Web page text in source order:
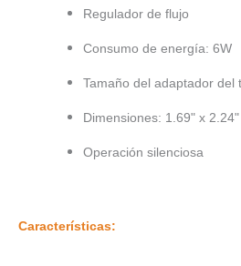
Regulador de flujo
Consumo de energía: 6W
Tamaño del adaptador del
Dimensiones: 1.69" x
Operación silenciosa
Características: